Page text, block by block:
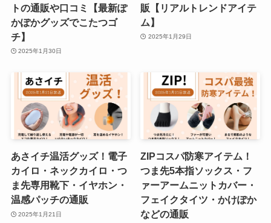
トの通販や口コミ【最新ぽ
かぽかグッズでこたつゴ
チ】
2025年1月30日
販【リアルトレンドアイテ
ム】
2025年1月29日
あさイチ温活グッズ！電子
カイロ・ネックカイロ・つ
ま先専用靴下・イヤホン・
温感パッチの通販
2025年1月21日
ZIPコスパ防寒アイテム！
つま先5本指ソックス・フ
ァーアームニットカバー・
フェイクタイツ・かけぽか
などの通販